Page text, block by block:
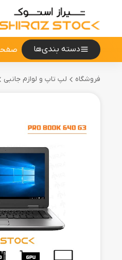
دسته بندی‌ها
فروشگاه لپ تاپ و لوازم جانبی